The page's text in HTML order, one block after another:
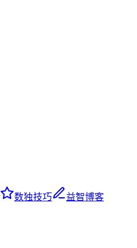
数独技巧
益智博客